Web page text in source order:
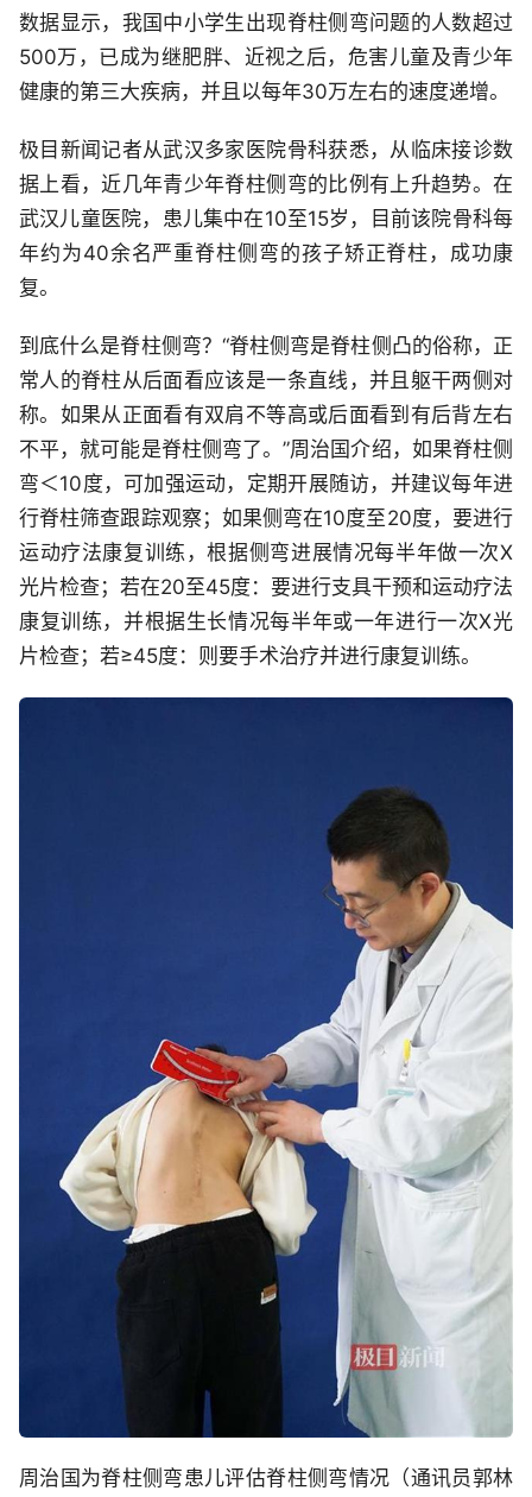
数据显示，我国中小学生出现脊柱侧弯问题的人数超过
500万，已成为继肥胖、近视之后，危害儿童及青少年
健康的第三大疾病，并且以每年30万左右的速度递增。
极目新闻记者从武汉多家医院骨科获悉，从临床接诊数
据上看，近几年青少年脊柱侧弯的比例有上升趋势。在
武汉儿童医院，患儿集中在10至15岁，目前该院骨科每
年约为40余名严重脊柱侧弯的孩子矫正脊柱，成功康
复。
到底什么是脊柱侧弯？“脊柱侧弯是脊柱侧凸的俗称，正
常人的脊柱从后面看应该是一条直线，并且躯干两侧对
称。如果从正面看有双肩不等高或后面看到有后背左右
不平，就可能是脊柱侧弯了。”周治国介绍，如果脊柱侧
弯＜10度，可加强运动，定期开展随访，并建议每年进
行脊柱筛查跟踪观察；如果侧弯在10度至20度，要进行
运动疗法康复训练，根据侧弯进展情况每半年做一次X
光片检查；若在20至45度：要进行支具干预和运动疗法
康复训练，并根据生长情况每半年或一年进行一次X光
片检查；若≥45度：则要手术治疗并进行康复训练。
周治国为脊柱侧弯患儿评估脊柱侧弯情况（通讯员郭林